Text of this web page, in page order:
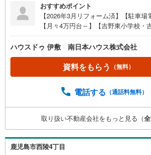
おすすめポイント
【2026年3月リフォーム済】【駐車場
【月々4万円台～】【吉野東小学校・
（約210m）●イチ押しポイント●・
（外壁 、キッチン、浴室、トイレ、
具）・駐車場電動シャッター付で灰
庭付●周辺環境●・吉野東小学校まで
一公園まで徒歩3分（約210m）・よし
（約880m）・吉野眼科・中央歯科ク
分・南日本銀行吉野支店まで徒歩15分
談ください
ハウスドゥ 伊敷 南日本ハウス株式会社
資料をもらう （無料）
電話する （通話料無料）
取り扱い不動産会社をもっと見る（全
鹿児島市西陵4丁目